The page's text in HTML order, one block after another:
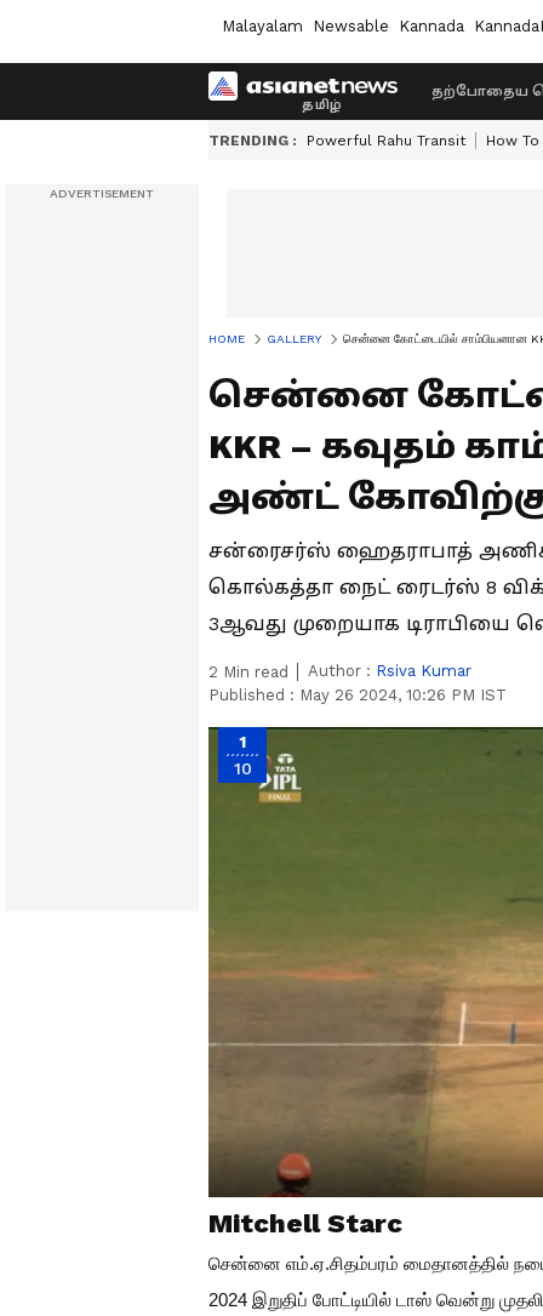
Malayalam Newsable Kannada
தற்போதைய
TRENDING : Powerful Rahu Transit How
HOME GALLERY சென்னை கோட்டையில் சாம்பியனான
சென்னை
KKR – கவுதம்
அண்ட் கோவிற்கு
சன்ரைசர்ஸ் ஹைதராபாத்
கொல்கத்தா நைட் ரைடர்ஸ் 8
3ஆவது முறையாக டிராபியை
2 Min read Author : Rsiva Kumar
Published : May 26 2024, 10:26 PM IST
1
10
Mitchell Starc
சென்னை எம்.ஏ.சிதம்பரம் மைதானத்தில்
2024 இறுதிப் போட்டியில் டாஸ் வென்று